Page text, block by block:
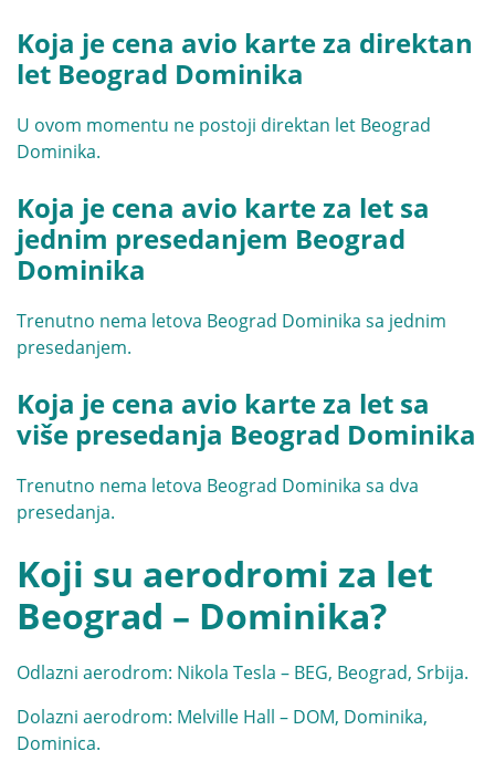
Koja je cena avio karte za direktan
let Beograd Dominika
U ovom momentu ne postoji direktan let Beograd
Dominika.
Koja je cena avio karte za let sa
jednim presedanjem Beograd
Dominika
Trenutno nema letova Beograd Dominika sa jednim
presedanjem.
Koja je cena avio karte za let sa
više presedanja Beograd Dominika
Trenutno nema letova Beograd Dominika sa dva
presedanja.
Koji su aerodromi za let
Beograd – Dominika?
Odlazni aerodrom: Nikola Tesla – BEG, Beograd, Srbija.
Dolazni aerodrom: Melville Hall – DOM, Dominika,
Dominica.